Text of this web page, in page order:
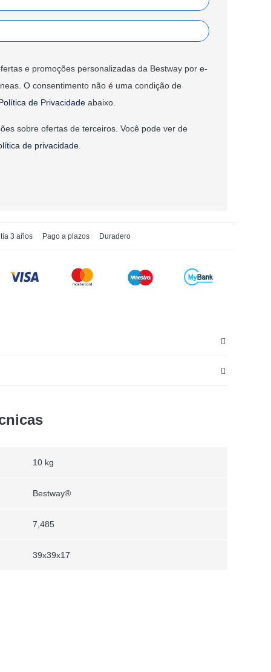
e promoções personalizadas da Bestway por e-
O consentimento não é uma condição de
de Privacidadeabaixo.
sobre ofertas de terceiros. Você pode ver de
de privacidade.
3 años Pago a plazos Duradero
10 kg
Bestway®
7,485
39x39x17